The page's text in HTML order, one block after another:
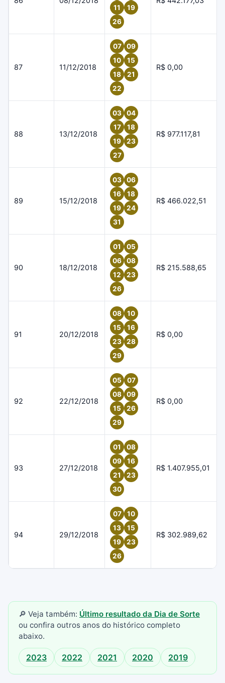
11
19
26
87 11/12/2018
07
09
10
15
18
21
22
R$ 0,00
88 13/12/2018
03
04
17
18
19
23
27
R$ 977.117,81
89 15/12/2018
03
06
16
18
19
24
31
R$ 466.022,51
90 18/12/2018
01
05
06
08
12
23
26
R$ 215.588,65
91 20/12/2018
08
10
15
16
23
28
29
R$ 0,00
92 22/12/2018
05
07
08
09
15
26
29
R$ 0,00
93 27/12/2018
01
08
09
16
21
23
30
R$ 1.407.955,01
94 29/12/2018
07
10
13
15
19
23
26
R$ 302.989,62
🔎 Veja também: Último resultado da Dia de Sorte
ou confira outros anos do histórico completo
abaixo.
2023 2022 2021 2020 2019